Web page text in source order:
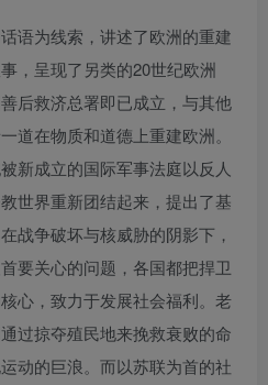
语为线索，讲述了欧洲的重建
，呈现了另类的20世纪欧洲
后救济总署即已成立，与其他
道在物质和道德上重建欧洲。
新成立的国际军事法庭以反人
世界重新团结起来，提出了基
战争破坏与核威胁的阴影下，
要关心的问题，各国都把捍卫
心，致力于发展社会福利。老
过掠夺殖民地来挽救衰败的命
动的巨浪。而以苏联为首的社